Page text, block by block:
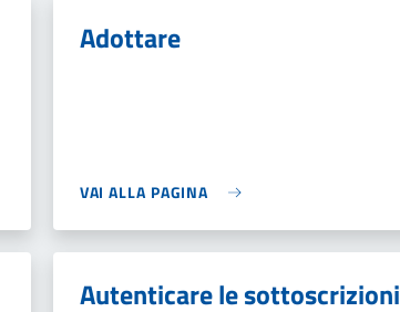
Adottare
VAI ALLA PAGINA
Autenticare le sottoscrizioni